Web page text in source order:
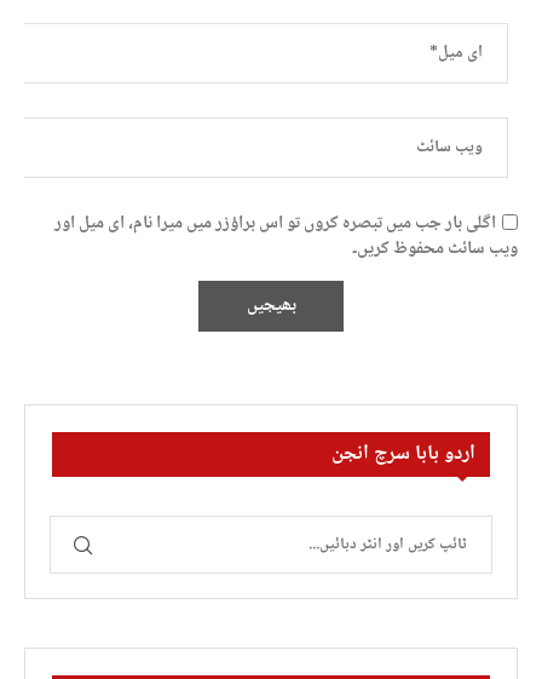
اگلی بار جب میں تبصرہ کروں تو اس براؤزر میں میرا نام، ای میل اور
ویب سائٹ محفوظ کریں۔
اردو بابا سرچ انجن